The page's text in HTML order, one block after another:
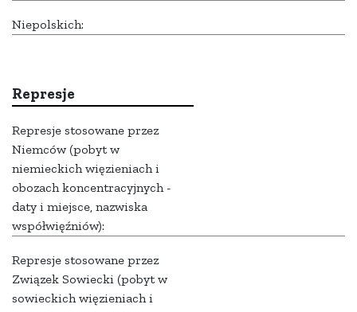
Niepolskich:
Represje
Represje stosowane przez
Niemców (pobyt w
niemieckich więzieniach i
obozach koncentracyjnych -
daty i miejsce, nazwiska
współwięźniów):
Represje stosowane przez
Związek Sowiecki (pobyt w
sowieckich więzieniach i